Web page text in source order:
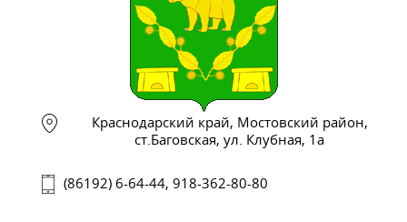
Краснодарский край, Мостовский район,
ст.Баговская, ул. Клубная, 1а
(86192) 6-64-44, 918-362-80-80